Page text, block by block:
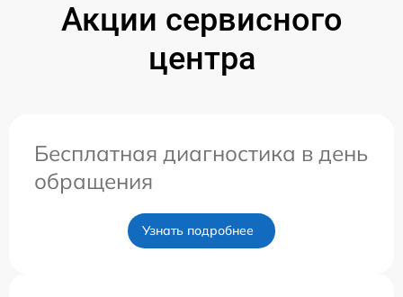
Акции сервисного
центра
Бесплатная диагностика в день
обращения
Узнать подробнее